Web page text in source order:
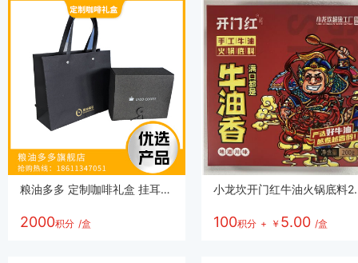
粮油多多 定制咖啡礼盒 挂耳咖啡*8/组
2000积分 /盒
小龙坎
100积分 + ￥ 5.00 /盒